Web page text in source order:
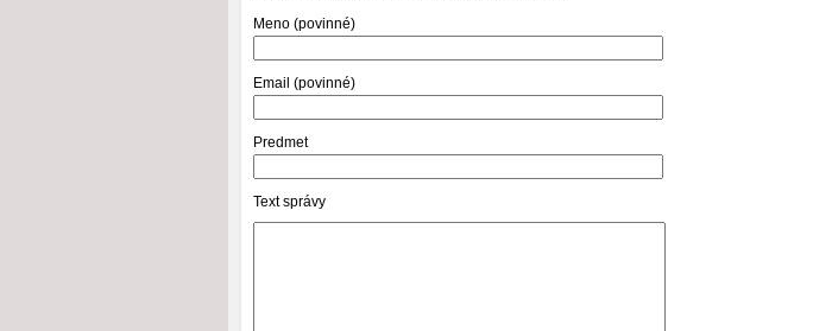
Meno (povinné)
Email (povinné)
Predmet
Text správy